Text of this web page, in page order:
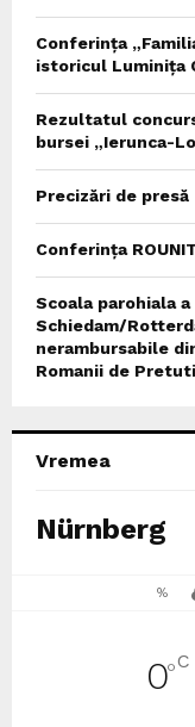
Conferința
istoricul Luminița
Rezultatul
bursei „Ierunca-
Precizări de presă
Conferința
Scoala parohiala
Schiedam/
nerambursabile
Romanii de
Vremea
Nürnberg
%
0°C